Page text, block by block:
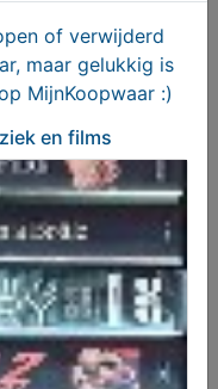
- TONIGHT (6:20)
of verwijderd
maar gelukkig is
MijnKoopwaar :)
en films